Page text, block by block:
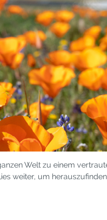
Welt zu einem
weiter, um